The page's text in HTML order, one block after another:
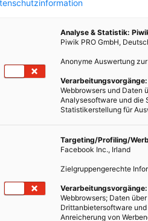
Analyse & Statistik:
Piwik PRO GmbH,
Anonyme Auswertung
Verarbeitungsvorgänge:
Webbrowsers und Daten
Analysesoftware und die
Statistikerstellung für
Targeting/Profiling/
Facebook Inc., Irland
Zielgruppengerechte
Verarbeitungsvorgänge:
Webbrowsers; Daten
Drittanbietersoftware
Anreicherung von